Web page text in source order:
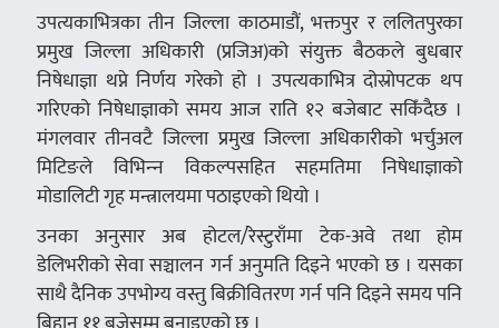
उपत्यकाभित्रका तीन जिल्ला काठमाडौं, भक्तपुर र ललितपुरका
प्रमुख जिल्ला अधिकारी (प्रजिअ)को संयुक्त बैठकले बुधबार
निषेधाज्ञा थप्ने निर्णय गरेको हो । उपत्यकाभित्र दोस्रोपटक थप
गरिएको निषेधाज्ञाको समय आज राति १२ बजेबाट सकिँदैछ ।
मंगलवार तीनवटै जिल्ला प्रमुख जिल्ला अधिकारीको भर्चुअल
मिटिङले विभिन्‍न विकल्पसहित सहमतिमा निषेधाज्ञाको
मोडालिटी गृह मन्त्रालयमा पठाइएको थियो ।
उनका अनुसार अब होटल/रेस्टुराँमा टेक-अवे तथा होम
डेलिभरीको सेवा सञ्चालन गर्न अनुमति दिइने भएको छ । यसका
साथै दैनिक उपभोग्य वस्तु बिक्रीवितरण गर्न पनि दिइने समय पनि